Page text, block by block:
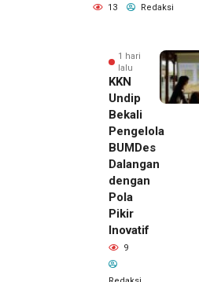
13 Redaksi
1 hari
lalu
KKN
Undip
Bekali
Pengelola
BUMDes
Dalangan
dengan
Pola
Pikir
Inovatif
9
Pemilik
Royal